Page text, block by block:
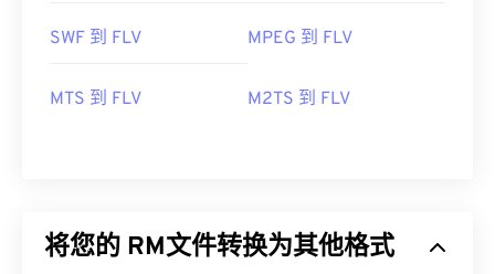
SWF 到 FLV MPEG 到 FLV
MTS 到 FLV M2TS 到 FLV
将您的 RM文件转换为其他格式